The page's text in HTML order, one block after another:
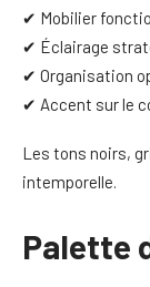
✔ Mobilier
✔ Éclairage
✔ Organisation
✔ Accent sur le
Les tons noirs,
intemporelle.
Palette